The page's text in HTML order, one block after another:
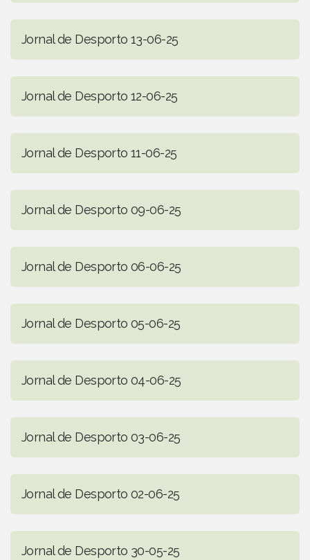
Jornal de Desporto 13-06-25
Jornal de Desporto 12-06-25
Jornal de Desporto 11-06-25
Jornal de Desporto 09-06-25
Jornal de Desporto 06-06-25
Jornal de Desporto 05-06-25
Jornal de Desporto 04-06-25
Jornal de Desporto 03-06-25
Jornal de Desporto 02-06-25
Jornal de Desporto 30-05-25